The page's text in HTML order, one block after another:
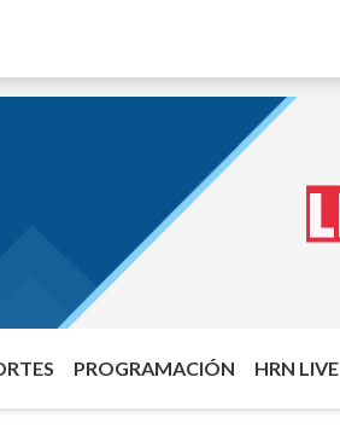
PROGRAMACIÓN HRN LIVE